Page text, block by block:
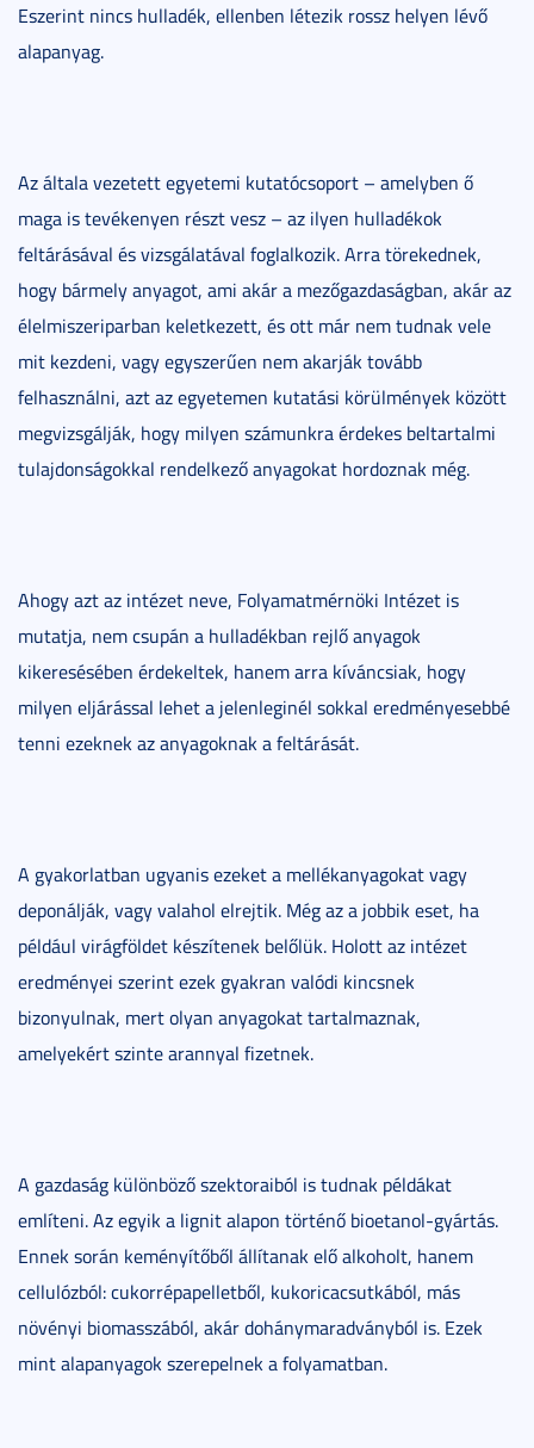
Eszerint nincs hulladék, ellenben létezik rossz helyen lévő
alapanyag.
Az általa vezetett egyetemi kutatócsoport – amelyben ő
maga is tevékenyen részt vesz – az ilyen hulladékok
feltárásával és vizsgálatával foglalkozik. Arra törekednek,
hogy bármely anyagot, ami akár a mezőgazdaságban, akár az
élelmiszeriparban keletkezett, és ott már nem tudnak vele
mit kezdeni, vagy egyszerűen nem akarják tovább
felhasználni, azt az egyetemen kutatási körülmények között
megvizsgálják, hogy milyen számunkra érdekes beltartalmi
tulajdonságokkal rendelkező anyagokat hordoznak még.
Ahogy azt az intézet neve, Folyamatmérnöki Intézet is
mutatja, nem csupán a hulladékban rejlő anyagok
kikeresésében érdekeltek, hanem arra kíváncsiak, hogy
milyen eljárással lehet a jelenleginél sokkal eredményesebbé
tenni ezeknek az anyagoknak a feltárását.
A gyakorlatban ugyanis ezeket a mellékanyagokat vagy
deponálják, vagy valahol elrejtik. Még az a jobbik eset, ha
például virágföldet készítenek belőlük. Holott az intézet
eredményei szerint ezek gyakran valódi kincsnek
bizonyulnak, mert olyan anyagokat tartalmaznak,
amelyekért szinte arannyal fizetnek.
A gazdaság különböző szektoraiból is tudnak példákat
említeni. Az egyik a lignit alapon történő bioetanol-gyártás.
Ennek során keményítőből állítanak elő alkoholt, hanem
cellulózból: cukorrépapelletből, kukoricacsutkából, más
növényi biomasszából, akár dohánymaradványból is. Ezek
mint alapanyagok szerepelnek a folyamatban.